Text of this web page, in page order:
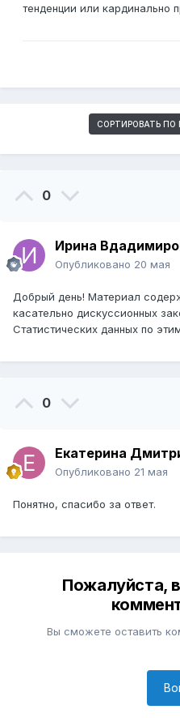
тенденции или кардинально
СОРТИРОВАТЬ ПО
0
Ирина
Опубликовано 20 мая
Добрый день! Материал
касательно дискуссионных
Статистических данных по
0
Екатерина
Опубликовано 21 мая
Понятно, спасибо за ответ.
Пожалуйста,
Вы сможете оставить